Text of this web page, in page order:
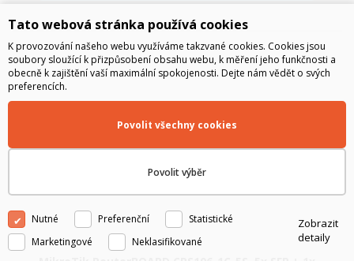
Tato webová stránka používá cookies
K provozování našeho webu využíváme takzvané cookies. Cookies jsou
soubory sloužící k přizpůsobení obsahu webu, k měření jeho funkčnosti a
obecně k zajištění vaší maximální spokojenosti. Dejte nám vědět o svých
preferencích.
Povolit výběr
Povolit všechny cookies
Nutné Preferenční
Statistické
Marketingové
Neklasifikované
Zobrazit
detaily